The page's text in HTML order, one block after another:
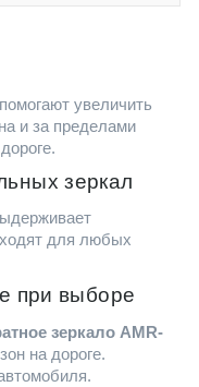
увеличить
и за пределами
зеркал
для любых
при выборе
зеркало AMR-
на дороге.